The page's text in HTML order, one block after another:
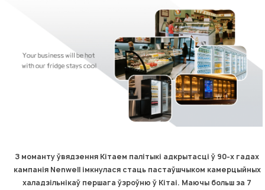
З моманту ўвядзення Кітаем палітыкі адкрытасці ў 90-х гадах
кампанія Nenwell імкнулася стаць пастаўшчыком камерцыйных
халадзільнікаў першага ўзроўню ў Кітаі. Маючы больш за 7